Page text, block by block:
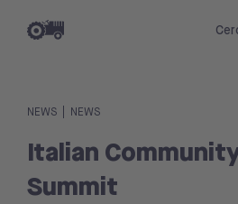
NEWS NEWS
Italian
Summit